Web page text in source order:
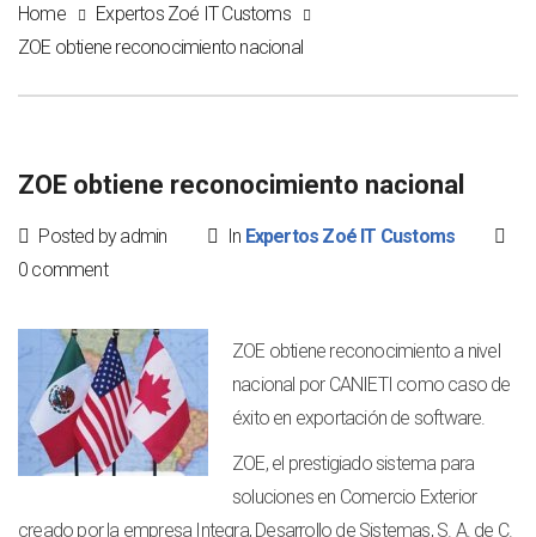
Home
Expertos Zoé IT Customs
ZOE obtiene reconocimiento nacional
ZOE obtiene reconocimiento nacional
Posted by admin In Expertos Zoé IT Customs
0 comment
ZOE obtiene reconocimiento a nivel
nacional por CANIETI como caso de
éxito en exportación de software.
ZOE, el prestigiado sistema para
soluciones en Comercio Exterior
creado por la empresa Integra, Desarrollo de Sistemas, S. A. de C.